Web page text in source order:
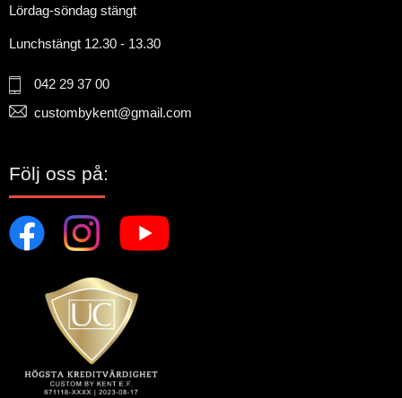
Lördag-söndag stängt
Lunchstängt 12.30 - 13.30
042 29 37 00
custombykent@gmail.com
Följ oss på: